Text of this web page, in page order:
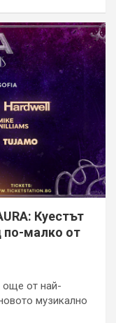
Куестът
по-малко от
още от най-
музикално